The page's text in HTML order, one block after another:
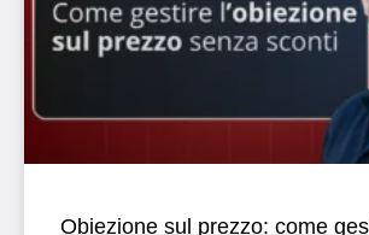
Obiezione sul prezzo: come